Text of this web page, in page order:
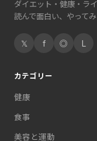
ダイエット・健康・ラ
読んで面白い、やって
𝕏 f ◎ L
カテゴリー
健康
食事
美容と運動